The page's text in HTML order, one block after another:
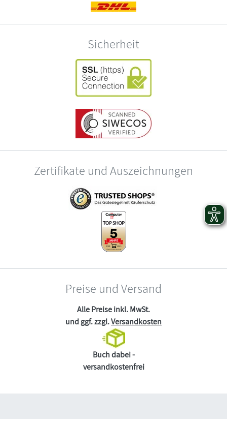
Sicherheit
Zertifikate und Auszeichnungen
Preise und Versand
Alle Preise inkl. MwSt.
und ggf. zzgl.Versandkosten
Buch dabei -
versandkostenfrei